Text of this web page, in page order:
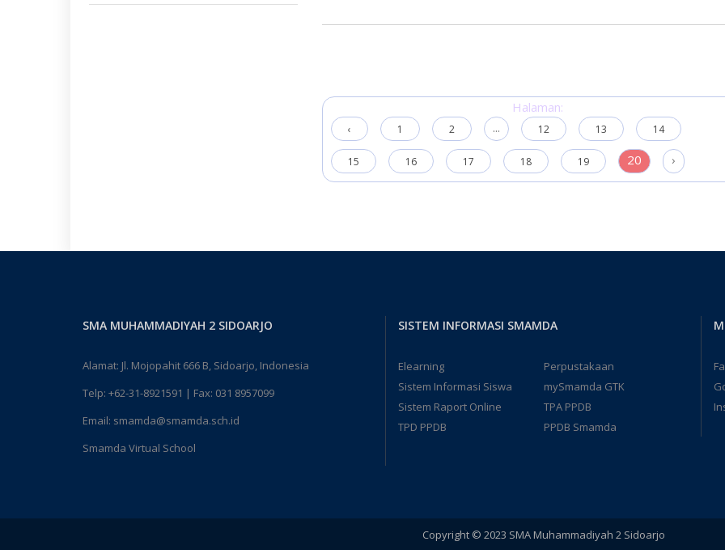
Halaman:
‹ 1 2 ... 12 13 14
15 16 17 18 19 20 ›
SMA MUHAMMADIYAH 2 SIDOARJO
Alamat: Jl. Mojopahit 666 B, Sidoarjo, Indonesia
Telp: +62-31-8921591 | Fax: 031 8957099
Email: smamda@smamda.sch.id
Smamda Virtual School
SISTEM INFORMASI SMAMDA
Elearning
Perpustakaan
Sistem Informasi Siswa
mySmamda GTK
Sistem Raport Online
TPA PPDB
TPD PPDB
PPDB Smamda
Copyright © 2023 SMA Muhammadiyah 2 Sidoarjo